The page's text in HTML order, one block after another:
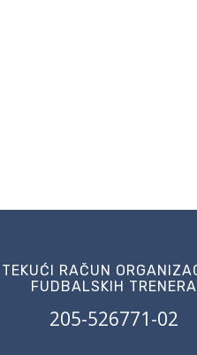
TEKUĆI RAČUN
FUDBALSKIH TRENERA
205-526771-02